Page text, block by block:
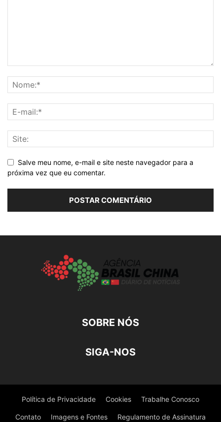
Salve meu nome, e-mail e site neste navegador para a
próxima vez que eu comentar.
SOBRE NÓS
SIGA-NOS
Política de Privacidade Cookies Trabalhe Conosco
Contato Imagens e Fontes Regulamento de Assinatura